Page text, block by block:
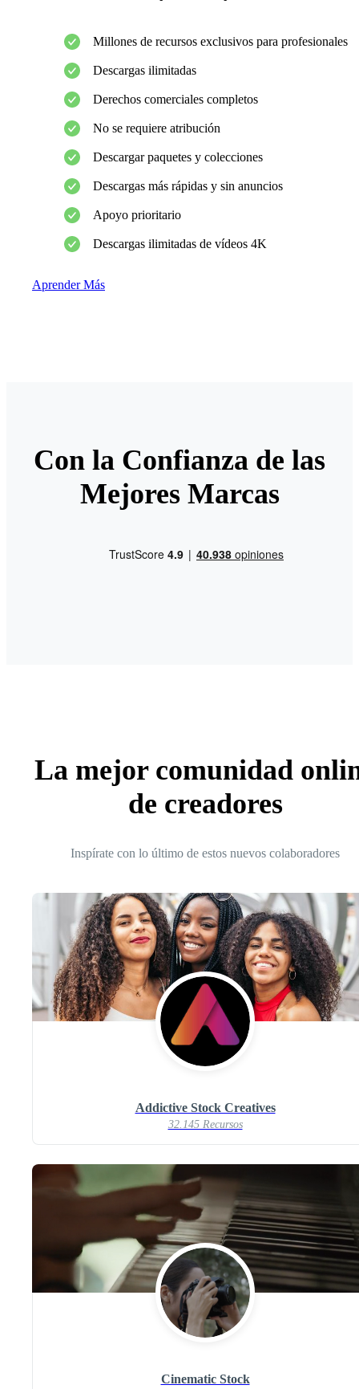
Millones de recursos exclusivos para profesionales
Descargas ilimitadas
Derechos comerciales completos
No se requiere atribución
Descargar paquetes y colecciones
Descargas más rápidas y sin anuncios
Apoyo prioritario
Descargas ilimitadas de vídeos 4K
Aprender Más
Con la Confianza de las
Mejores Marcas
La mejor comunidad
de creadores
Inspírate con lo último de estos nuevos colaboradores
Addictive Stock Creatives
32.145 Recursos
Cinematic Stock